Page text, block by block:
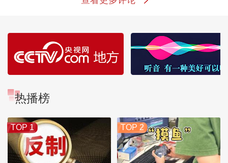
热播榜
TOP 1 TOP 2